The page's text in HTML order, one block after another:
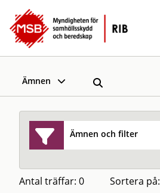
Ämnen
Ämnen och filter
Antal träffar: 0 Sortera på: